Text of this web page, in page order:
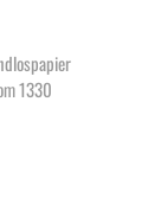
1330